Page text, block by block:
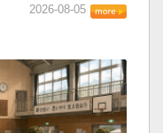
2026-08-05